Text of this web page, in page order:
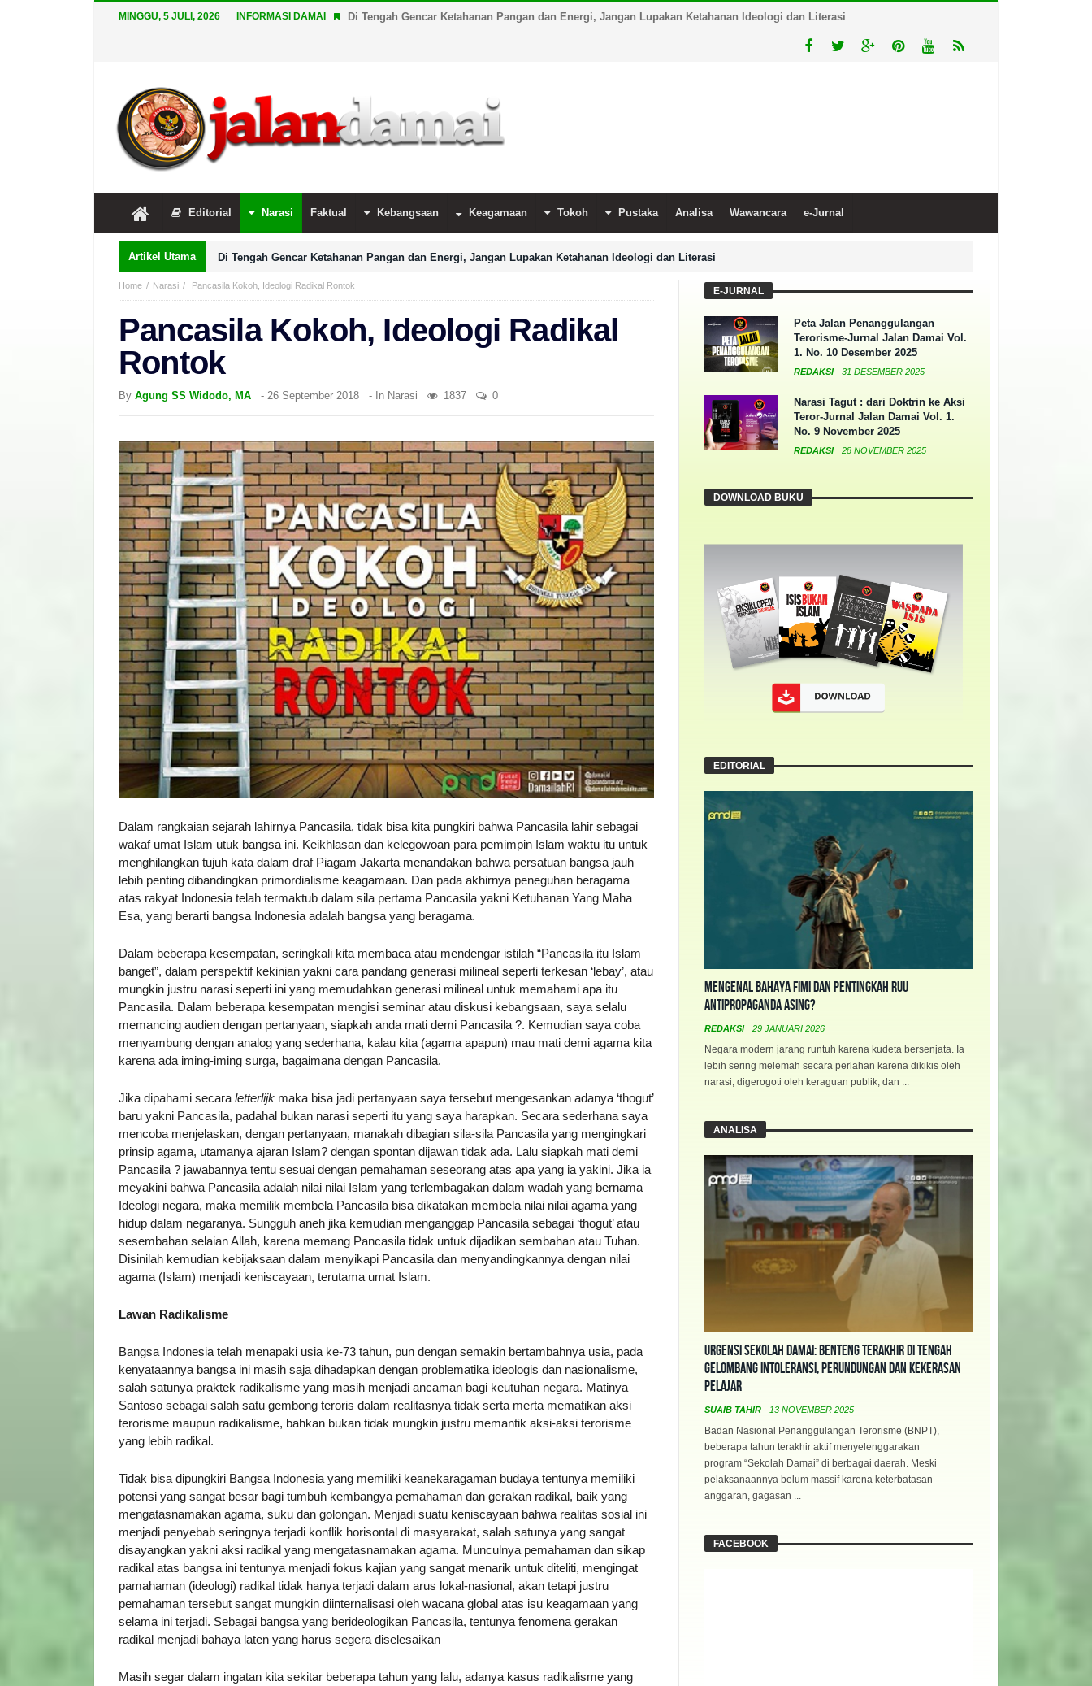
MINGGU, 5 JULI, 2026 INFORMASI DAMAI Di Tengah Gencar Ketahanan Pangan dan Energi, Jangan Lupakan Ketahanan Ideologi dan Literasi
Editorial Narasi Faktual Kebangsaan Keagamaan Tokoh Pustaka Analisa Wawancara e-Jurnal
Artikel Utama Di Tengah Gencar Ketahanan Pangan dan Energi, Jangan Lupakan Ketahanan Ideologi dan Literasi
Home Narasi Pancasila Kokoh, Ideologi Radikal Rontok
Pancasila Kokoh, Ideologi Radikal
Rontok
By Agung SS Widodo, MA - 26 September 2018 - In Narasi 1837 0
Dalam rangkaian sejarah lahirnya Pancasila, tidak bisa kita pungkiri bahwa Pancasila lahir sebagai
wakaf umat Islam utuk bangsa ini. Keikhlasan dan kelegowoan para pemimpin Islam waktu itu untuk
menghilangkan tujuh kata dalam draf Piagam Jakarta menandakan bahwa persatuan bangsa jauh
lebih penting dibandingkan primordialisme keagamaan. Dan pada akhirnya peneguhan beragama
atas rakyat Indonesia telah termaktub dalam sila pertama Pancasila yakni Ketuhanan Yang Maha
Esa, yang berarti bangsa Indonesia adalah bangsa yang beragama.
Dalam beberapa kesempatan, seringkali kita membaca atau mendengar istilah “Pancasila itu Islam
banget”, dalam perspektif kekinian yakni cara pandang generasi milineal seperti terkesan ‘lebay’, atau
mungkin justru narasi seperti ini yang memudahkan generasi milineal untuk memahami apa itu
Pancasila. Dalam beberapa kesempatan mengisi seminar atau diskusi kebangsaan, saya selalu
memancing audien dengan pertanyaan, siapkah anda mati demi Pancasila ?. Kemudian saya coba
menyambung dengan analog yang sederhana, kalau kita (agama apapun) mau mati demi agama kita
karena ada iming-iming surga, bagaimana dengan Pancasila.
Jika dipahami secara letterlijk maka bisa jadi pertanyaan saya tersebut mengesankan adanya ‘thogut’
baru yakni Pancasila, padahal bukan narasi seperti itu yang saya harapkan. Secara sederhana saya
mencoba menjelaskan, dengan pertanyaan, manakah dibagian sila-sila Pancasila yang mengingkari
prinsip agama, utamanya ajaran Islam? dengan spontan dijawan tidak ada. Lalu siapkah mati demi
Pancasila ? jawabannya tentu sesuai dengan pemahaman seseorang atas apa yang ia yakini. Jika ia
meyakini bahwa Pancasila adalah nilai nilai Islam yang terlembagakan dalam wadah yang bernama
Ideologi negara, maka memilik membela Pancasila bisa dikatakan membela nilai nilai agama yang
hidup dalam negaranya. Sungguh aneh jika kemudian menganggap Pancasila sebagai ‘thogut’ atau
sesembahan selaian Allah, karena memang Pancasila tidak untuk dijadikan sembahan atau Tuhan.
Disinilah kemudian kebijaksaan dalam menyikapi Pancasila dan menyandingkannya dengan nilai
agama (Islam) menjadi keniscayaan, terutama umat Islam.
Lawan Radikalisme
Bangsa Indonesia telah menapaki usia ke-73 tahun, pun dengan semakin bertambahnya usia, pada
kenyataannya bangsa ini masih saja dihadapkan dengan problematika ideologis dan nasionalisme,
salah satunya praktek radikalisme yang masih menjadi ancaman bagi keutuhan negara. Matinya
Santoso sebagai salah satu gembong teroris dalam realitasnya tidak serta merta mematikan aksi
terorisme maupun radikalisme, bahkan bukan tidak mungkin justru memantik aksi-aksi terorisme
yang lebih radikal.
Tidak bisa dipungkiri Bangsa Indonesia yang memiliki keanekaragaman budaya tentunya memiliki
potensi yang sangat besar bagi tumbuh kembangya pemahaman dan gerakan radikal, baik yang
mengatasnamakan agama, suku dan golongan. Menjadi suatu keniscayaan bahwa realitas sosial ini
menjadi penyebab seringnya terjadi konflik horisontal di masyarakat, salah satunya yang sangat
disayangkan yakni aksi radikal yang mengatasnamakan agama. Munculnya pemahaman dan sikap
radikal atas bangsa ini tentunya menjadi fokus kajian yang sangat menarik untuk diteliti, mengingat
pamahaman (ideologi) radikal tidak hanya terjadi dalam arus lokal-nasional, akan tetapi justru
pemahaman tersebut sangat mungkin diinternalisasi oleh wacana global atas isu keagamaan yang
selama ini terjadi. Sebagai bangsa yang berideologikan Pancasila, tentunya fenomena gerakan
radikal menjadi bahaya laten yang harus segera diselesaikan
Masih segar dalam ingatan kita sekitar beberapa tahun yang lalu, adanya kasus radikalisme yang
E-JURNAL
Peta Jalan Penanggulangan
Terorisme-Jurnal Jalan Damai Vol.
1. No. 10 Desember 2025
REDAKSI 31 DESEMBER 2025
Narasi Tagut : dari Doktrin ke Aksi
Teror-Jurnal Jalan Damai Vol. 1.
No. 9 November 2025
REDAKSI 28 NOVEMBER 2025
DOWNLOAD BUKU
EDITORIAL
Mengenal Bahaya FIMI dan Pentingkah RUU
Antipropaganda Asing?
REDAKSI 29 JANUARI 2026
Negara modern jarang runtuh karena kudeta bersenjata. Ia
lebih sering melemah secara perlahan karena dikikis oleh
narasi, digerogoti oleh keraguan publik, dan ...
ANALISA
Urgensi Sekolah Damai: Benteng Terakhir di Tengah
Gelombang Intoleransi, Perundungan dan Kekerasan
Pelajar
SUAIB TAHIR 13 NOVEMBER 2025
Badan Nasional Penanggulangan Terorisme (BNPT),
beberapa tahun terakhir aktif menyelenggarakan
program “Sekolah Damai” di berbagai daerah. Meski
pelaksanaannya belum massif karena keterbatasan
anggaran, gagasan ...
FACEBOOK